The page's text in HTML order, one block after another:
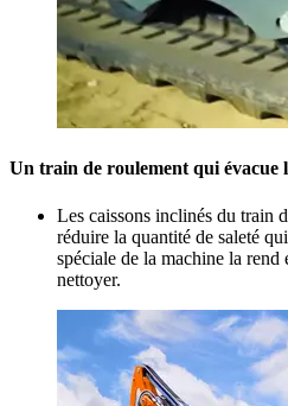
Un train de roulement qui évacue
Les caissons inclinés du train
réduire la quantité de saleté
spéciale de la machine la rend
nettoyer.